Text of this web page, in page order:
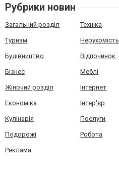
Рубрики новин
Загальний розділ Техніка
Туризм Нерухомість
Будівництво Відпочинок
Бізнес Меблі
Жіночий розділ Інтернет
Економіка Інтер'єр
Кулінарія Послуги
Подорожі Робота
Реклама